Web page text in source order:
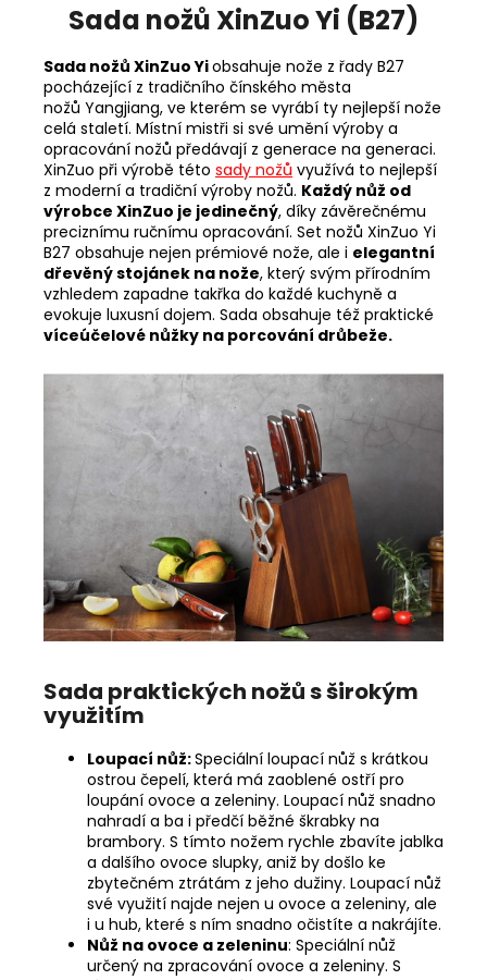
Sada nožů XinZuo Yi (B27)
Sada nožů XinZuo Yiobsahuje nože z řady B27
pocházející z tradičního čínského města
nožů Yangjiang, ve kterém se vyrábí ty nejlepší nože
celá staletí. Místní mistři si své umění výroby a
opracování nožů předávají z generace na generaci.
XinZuo při výrobě této sady nožů využívá to nejlepší
z moderní a tradiční výroby nožů. Každý nůž od
výrobce XinZuo je jedinečný, díky závěrečnému
preciznímu ručnímu opracování. Set nožů XinZuo Yi
B27 obsahuje nejen prémiové nože, ale i elegantní
dřevěný stojánek na nože, který svým přírodním
vzhledem zapadne takřka do každé kuchyně a
evokuje luxusní dojem. Sada obsahuje též praktické
víceúčelové nůžky na porcování drůbeže.
Sada praktických nožů s širokým
využitím
Loupací nůž:Speciální loupací nůž s krátkou
ostrou čepelí, která má zaoblené ostří pro
loupání ovoce a zeleniny. Loupací nůž snadno
nahradí a ba i předčí běžné škrabky na
brambory. S tímto nožem rychle zbavíte jablka
a dalšího ovoce slupky, aniž by došlo ke
zbytečném ztrátám z jeho dužiny. Loupací nůž
své využití najde nejen u ovoce a zeleniny, ale
i u hub, které s ním snadno očistíte a nakrájíte.
Nůž na ovoce a zeleninu: Speciální nůž
určený na zpracování ovoce a zeleniny. S